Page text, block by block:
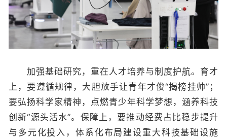
加强基础研究，重在人才培养与制度护航。育才
上，要遵循规律，大胆放手让青年才俊“揭榜挂帅”；
要弘扬科学家精神，点燃青少年科学梦想，涵养科技
创新“源头活水”。保障上，要推动经费占比稳步提升
与多元化投入，体系化布局建设重大科技基础设施